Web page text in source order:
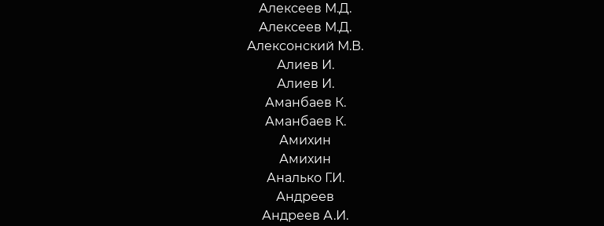
Алексеев М.Д.
Алексеев М.Д.
Алексонский М.В.
Алиев И.
Алиев И.
Аманбаев К.
Аманбаев К.
Амихин
Амихин
Аналько Г.И.
Андреев
Андреев А.И.